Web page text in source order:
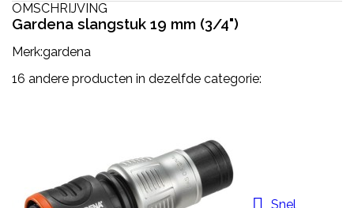
OMSCHRIJVING
Gardena slangstuk 19 mm (3/4")
Merk:gardena
16 andere producten in dezelfde categorie:
Snel